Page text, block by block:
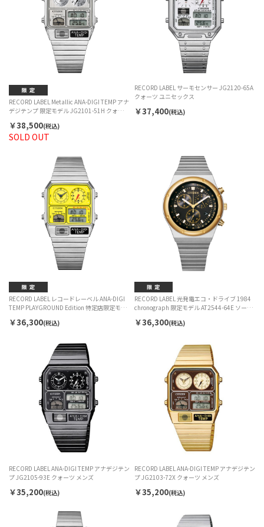
SOLD OUT
RECORD LABEL Metallic ANA-DIGI TEMP アナ
デジテンプ 限定モデル JG2101-51H クォーツ
￥38,500(税込)
RECORD LABEL サーモセンサー JG2120-65A
クォーツ ユニセックス
￥37,400(税込)
RECORD LABEL レコードレーベル ANA-DIGI
TEMP PLAYGROUND Edition 特定店限定モデ
￥36,300(税込)
RECORD LABEL 光発電エコ・ドライブ 1984
chronograph 限定モデル AT2544-64E ソーラ
￥36,300(税込)
RECORD LABEL ANA-DIGI TEMP アナデジテン
プ JG2105-93E クォーツ メンズ
￥35,200(税込)
RECORD LABEL ANA-DIGI TEMP アナデジテン
プ JG2103-72X クォーツ メンズ
￥35,200(税込)